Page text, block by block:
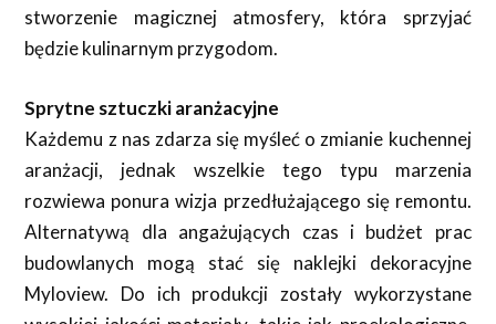
stworzenie magicznej atmosfery, która sprzyjać
będzie kulinarnym przygodom.
Sprytne sztuczki aranżacyjne
Każdemu z nas zdarza się myśleć o zmianie kuchennej
aranżacji, jednak wszelkie tego typu marzenia
rozwiewa ponura wizja przedłużającego się remontu.
Alternatywą dla angażujących czas i budżet prac
budowlanych mogą stać się naklejki dekoracyjne
Myloview. Do ich produkcji zostały wykorzystane